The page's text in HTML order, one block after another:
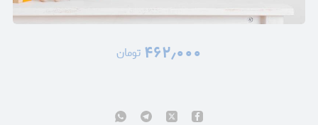
۴۶۲٫۰۰۰ تومان